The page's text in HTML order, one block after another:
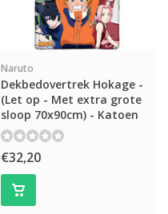
Naruto
Dekbedovertrek Hokage -
(Let op - Met extra grote
sloop 70x90cm) - Katoen
€32,20